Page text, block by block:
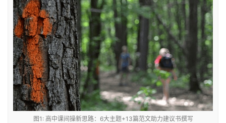
图1: 高中课间操新思路：6大主题+13篇范文助力建议书撰写